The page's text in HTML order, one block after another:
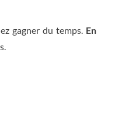
gagner du temps. En